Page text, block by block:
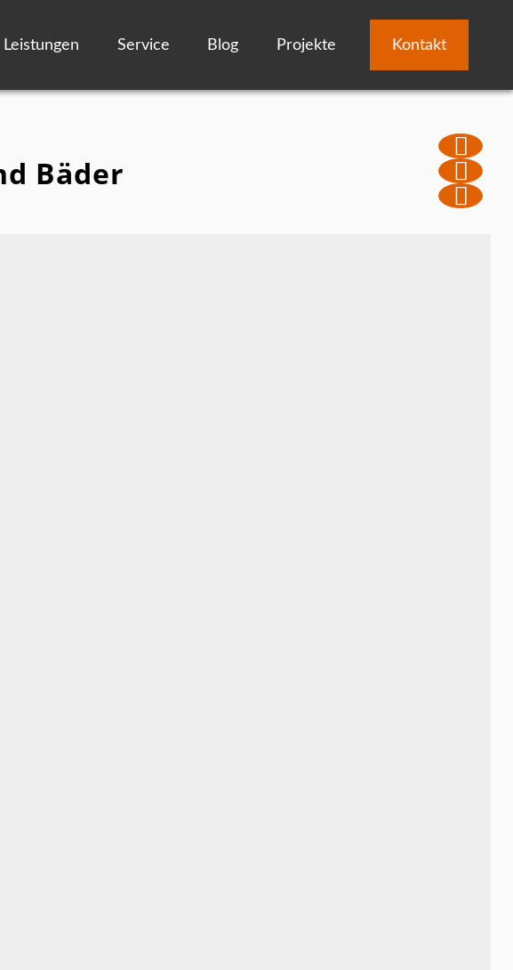
Leistungen Service Blog Projekte Kontakt
Bäder